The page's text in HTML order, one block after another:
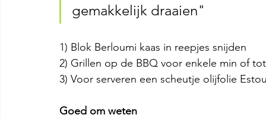
gemakkelijk draaien"
1) Blok Berloumi kaas in reepjes snijden
2) Grillen op de BBQ voor enkele min of
3) Voor serveren een scheutje olijfolie
Goed om weten